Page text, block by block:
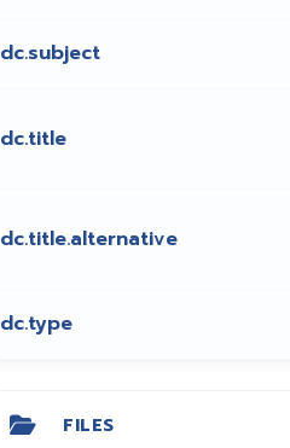
dc.subject
dc.title
dc.title.alternative
dc.type
FILES